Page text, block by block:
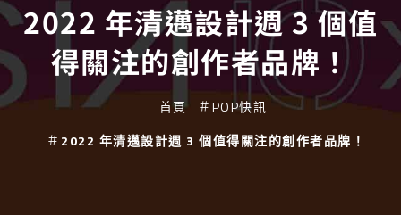
2022 年清邁設計週 3 個值
得關注的創作者品牌！
首頁
POP快訊
2022 年清邁設計週 3 個值得關注的創作者品牌！